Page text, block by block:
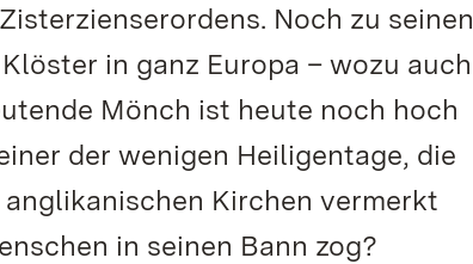
Noch zu seinen
in ganz Europa – wozu auch
Mönch ist heute noch hoch
der wenigen Heiligentage, die
Kirchen vermerkt
in seinen Bann zog?